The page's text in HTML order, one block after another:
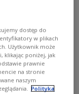
dostęp do
w plikach
Użytkownik może
klikając poniżej, jak
prawnie
na stronie
naszym
Polityka